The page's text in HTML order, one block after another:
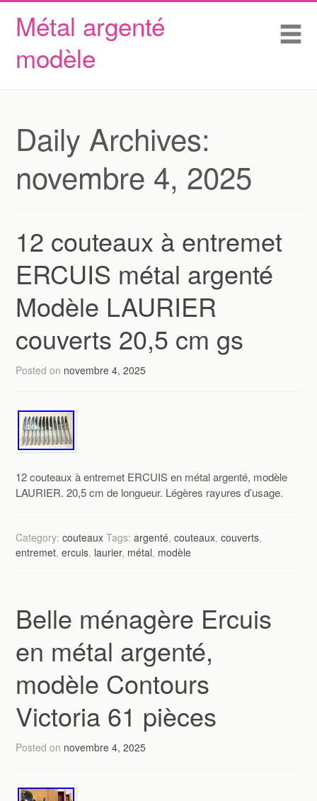
Métal argenté
modèle
Skip to content
Accueil
Conditions d’utilisation
Daily Archives:
novembre 4, 2025
12 couteaux à entremet
ERCUIS métal argenté
Modèle LAURIER
couverts 20,5 cm gs
Posted on novembre 4, 2025
12 couteaux à entremet ERCUIS en métal argenté, modèle
LAURIER. 20,5 cm de longueur. Légères rayures d’usage.
Category:couteaux Tags:argenté,couteaux,couverts,
entremet,ercuis, laurier, métal, modèle
Belle ménagère Ercuis
en métal argenté,
modèle Contours
Victoria 61 pièces
Posted on novembre 4, 2025